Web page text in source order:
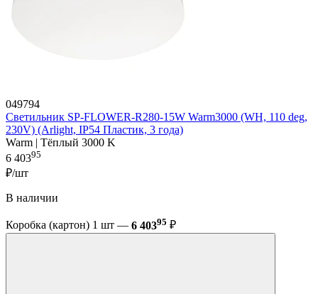
049794
Светильник SP-FLOWER-R280-15W Warm3000 (WH, 110 deg,
230V) (Arlight, IP54 Пластик, 3 года)
Warm | Тёплый 3000 K
6 40395
₽/шт
В наличии
Коробка (картон) 1 шт — 6 40395 ₽